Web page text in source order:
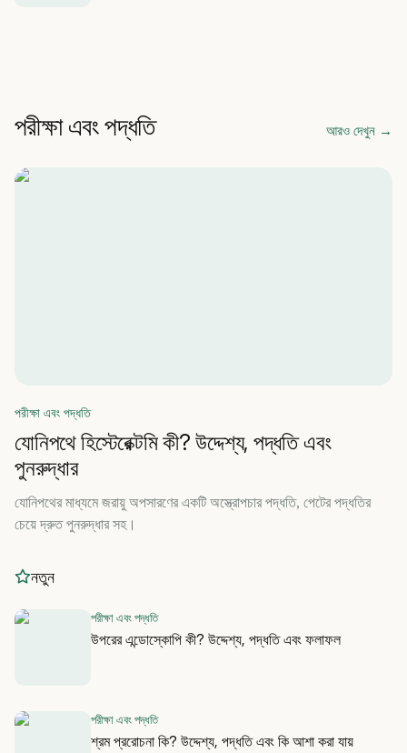
পরীক্ষা এবং পদ্ধতি আরও দেখুন →
পরীক্ষা এবং পদ্ধতি
যোনিপথে হিস্টেরেক্টমি কী? উদ্দেশ্য, পদ্ধতি এবং
পুনরুদ্ধার
যোনিপথের মাধ্যমে জরায়ু অপসারণের একটি অস্ত্রোপচার পদ্ধতি, পেটের পদ্ধতির
চেয়ে দ্রুত পুনরুদ্ধার সহ।
নতুন
পরীক্ষা এবং পদ্ধতি
উপরের এন্ডোস্কোপি কী? উদ্দেশ্য, পদ্ধতি এবং ফলাফল
পরীক্ষা এবং পদ্ধতি
শ্রম প্ররোচনা কি? উদ্দেশ্য, পদ্ধতি এবং কি আশা করা যায়